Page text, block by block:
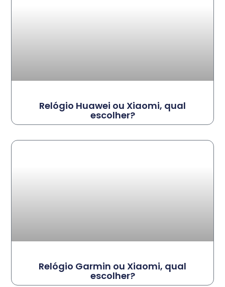
Relógio Huawei ou Xiaomi, qual
escolher?
Relógio Garmin ou Xiaomi, qual
escolher?